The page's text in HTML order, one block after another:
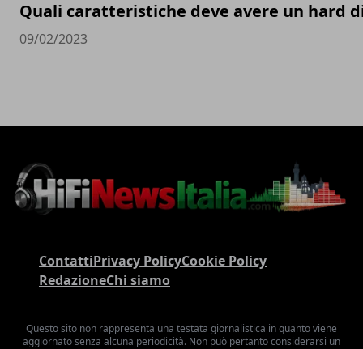
Quali caratteristiche deve avere un hard
09/02/2023
ContattiPrivacy PolicyCookie Policy
RedazioneChi siamo
Questo sito non rappresenta una testata giornalistica in quanto viene
aggiornato senza alcuna periodicità. Non può pertanto considerarsi un